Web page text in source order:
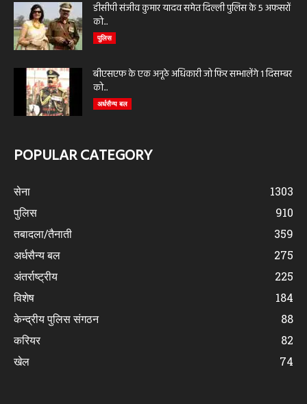
डीसीपी संजीव कुमार यादव समेत दिल्ली पुलिस के 5 अफसरों
को...
पुलिस
बीएसएफ के एक अनूठे अधिकारी जो फिर सम्भालेंगे 1 दिसम्बर
को...
अर्धसैन्य बल
POPULAR CATEGORY
सेना
1303
पुलिस
910
तबादला/तैनाती
359
अर्धसैन्य बल
275
अंतर्राष्ट्रीय
225
विशेष
184
केन्द्रीय पुलिस संगठन
88
करियर
82
खेल
74